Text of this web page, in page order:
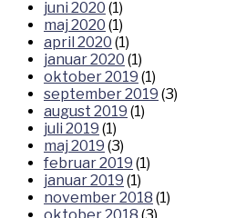
juni 2020 (1)
maj 2020 (1)
april 2020 (1)
januar 2020 (1)
oktober 2019 (1)
september 2019 (3)
august 2019 (1)
juli 2019 (1)
maj 2019 (3)
februar 2019 (1)
januar 2019 (1)
november 2018 (1)